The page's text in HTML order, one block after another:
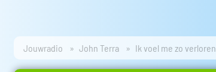
Jouwradio John Terra Ik voel me zo verloren